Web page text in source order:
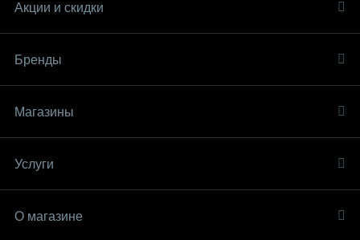
Акции и скидки
Бренды
Магазины
Услуги
О магазине